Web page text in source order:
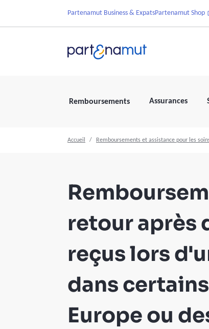
Partenamut Business & ExpatsPartenamut Shop
Remboursements Assurances
Accueil Remboursements et assistance pour les
retour après
reçus lors
dans
Europe ou